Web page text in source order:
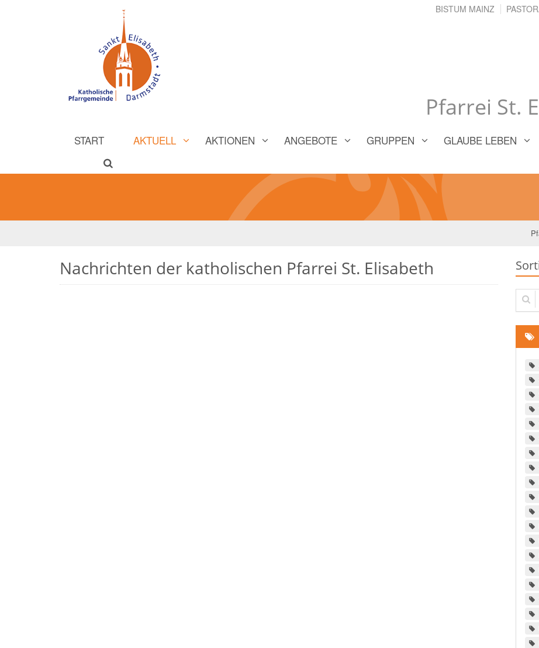
Pfarrei St.
BISTUM MAINZ
START AKTUELL AKTIONEN ANGEBOTE GRUPPEN GLAUBE LEBEN
Nachrichten der katholischen Pfarrei St. Elisabeth
Suche